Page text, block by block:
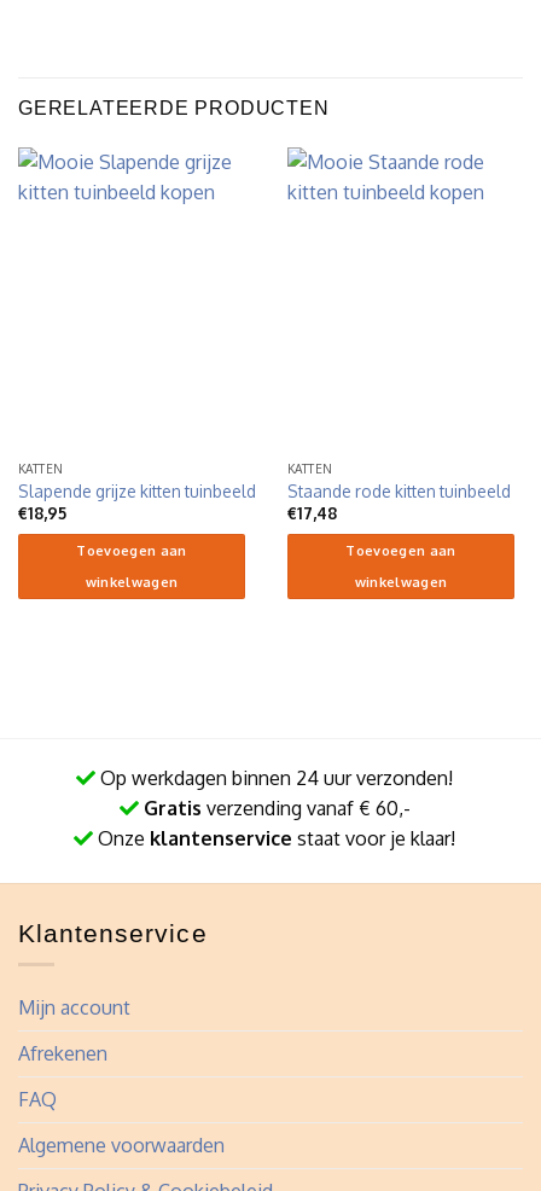
GERELATEERDE PRODUCTEN
KATTEN
Slapende grijze kitten tuinbeeld
€18,95
Toevoegen aan
winkelwagen
KATTEN
Staande rode kitten tuinbeeld
€17,48
Toevoegen aan
winkelwagen
Op werkdagen binnen 24 uur verzonden!
Gratis verzending vanaf € 60,-
Onze klantenservice staat voor je klaar!
Klantenservice
Mijn account
Afrekenen
FAQ
Algemene voorwaarden